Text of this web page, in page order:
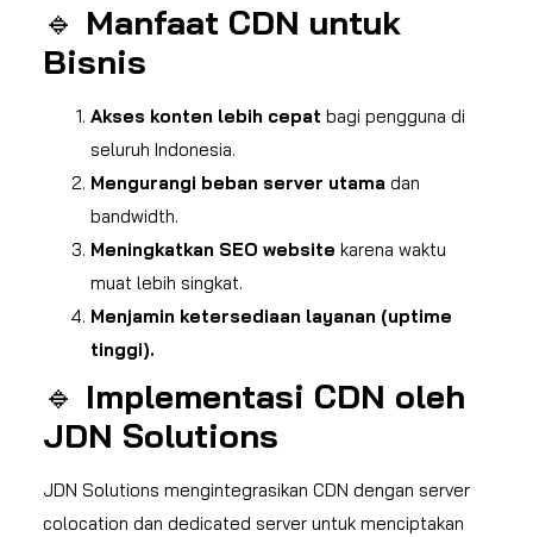
🔹 Manfaat CDN untuk
Bisnis
Akses konten lebih cepat bagi pengguna di
seluruh Indonesia.
Mengurangi beban server utama dan
bandwidth.
Meningkatkan SEO website karena waktu
muat lebih singkat.
Menjamin ketersediaan layanan (uptime
tinggi).
🔹 Implementasi CDN oleh
JDN Solutions
JDN Solutions mengintegrasikan CDN dengan server
colocation dan dedicated server untuk menciptakan